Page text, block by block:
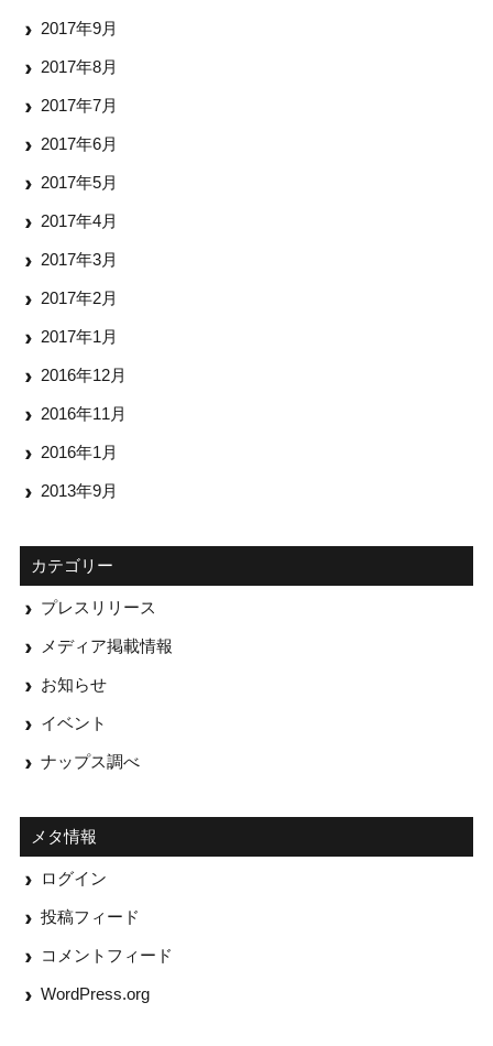
2017年9月
2017年8月
2017年7月
2017年6月
2017年5月
2017年4月
2017年3月
2017年2月
2017年1月
2016年12月
2016年11月
2016年1月
2013年9月
カテゴリー
プレスリリース
メディア掲載情報
お知らせ
イベント
ナップス調べ
メタ情報
ログイン
投稿フィード
コメントフィード
WordPress.org